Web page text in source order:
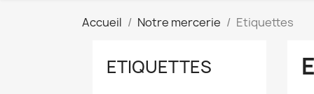
Accueil Notre mercerie Etiquettes
ETIQUETTES